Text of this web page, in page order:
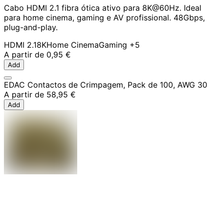
Cabo HDMI 2.1 fibra ótica ativo para 8K@60Hz. Ideal
para home cinema, gaming e AV profissional. 48Gbps,
plug-and-play.
HDMI 2.18KHome CinemaGaming +5
A partir de 0,95 €
Add
EDAC Contactos de Crimpagem, Pack de 100, AWG 30
A partir de 58,95 €
Add